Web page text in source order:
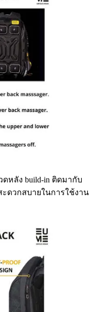
ดหลัง build-in ติดมากับ
ดวกสบายในการใช้งาน